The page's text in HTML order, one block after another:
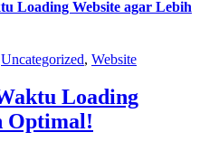
Loading Website agar Lebih
Uncategorized, Website
Loading
Optimal!